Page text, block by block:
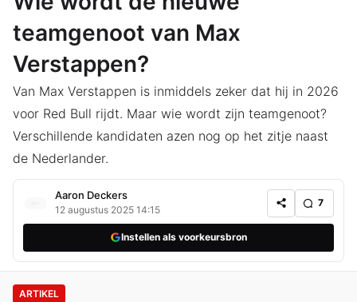
teamgenoot van Max
Verstappen?
Van Max Verstappen is inmiddels zeker dat hij in 2026
voor Red Bull rijdt. Maar wie wordt zijn teamgenoot?
Verschillende kandidaten azen nog op het zitje naast
de Nederlander.
Aaron Deckers
12 augustus 2025 14:15
7
Instellen als voorkeursbron
ARTIKEL